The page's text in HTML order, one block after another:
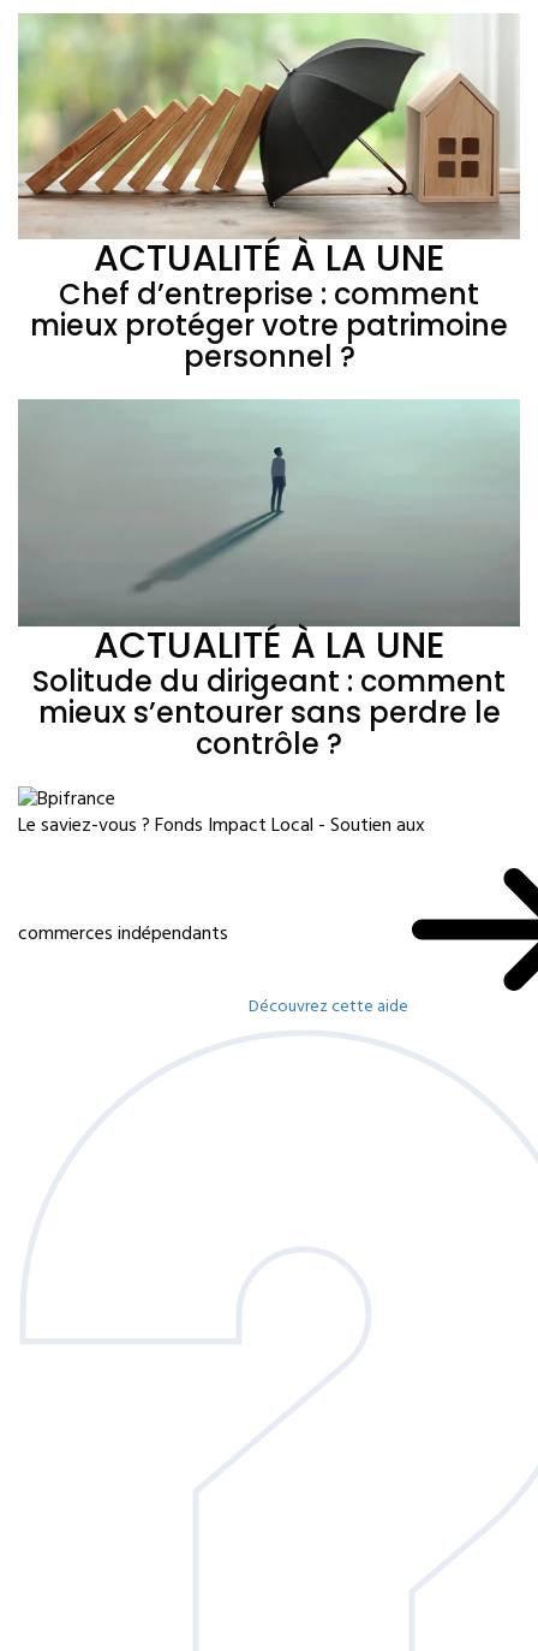
ACTUALITÉ À LA UNE
Chef d’entreprise : comment
mieux protéger votre patrimoine
personnel ?
ACTUALITÉ À LA UNE
Solitude du dirigeant : comment
mieux s’entourer sans perdre le
contrôle ?
Le saviez-vous ?Fonds Impact Local - Soutien aux
commerces indépendants
Découvrez cette aide